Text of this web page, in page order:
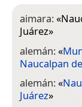
aimara:«
Juárez»
alemán:«
Naucalpan
alemán:«
Juárez»